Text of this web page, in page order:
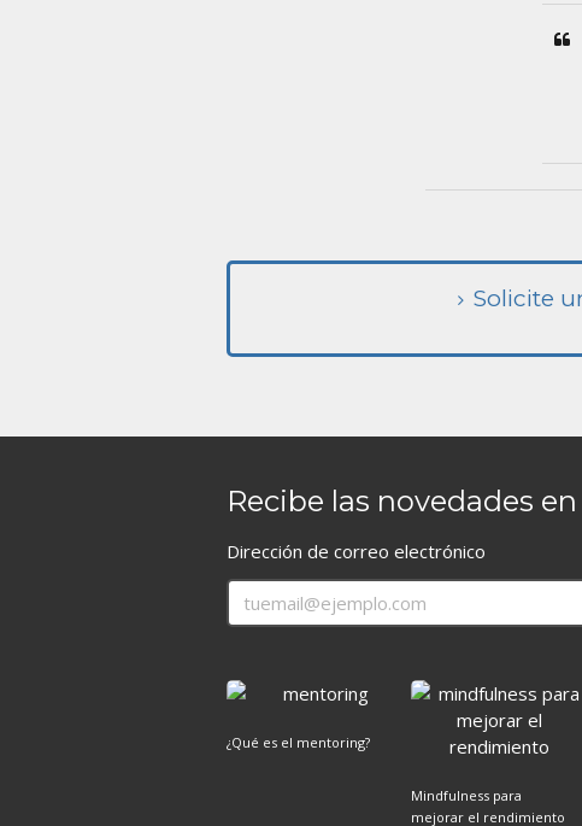
Solicite
Recibe las novedades
Dirección de correo electrónico
¿Qué es el mentoring?
Mindfulness para
mejorar el rendimiento